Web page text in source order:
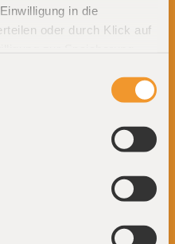
in die
oder durch Klick auf
Cookies (außer solche,
sind, um unseren Dienst
Informationen finden
à votre disposition
les décisions